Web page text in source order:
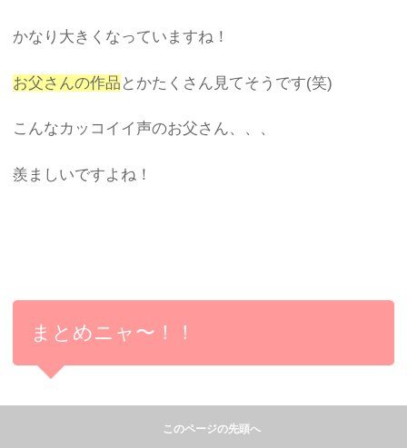
かなり大きくなっていますね！
お父さんの作品 とかたくさん見てそうです(笑)
こんなカッコイイ声のお父さん、、、
羨ましいですよね！
まとめニャ〜！！
このページの先頭へ